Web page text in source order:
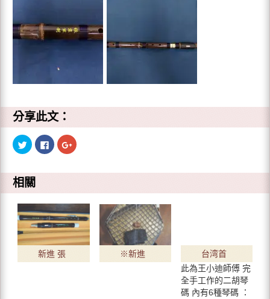
分享此文：
分
享
w
i
t
t
(
在
新
視
窗
啟
按
一
分
F
e
b
o
o
k
(
在
新
點
擊
到
o
l
e
+
(
在
新
中
相關
新進 張
※新進
台湾首
賣 二胡
王小迪
此為王小迪師傅 完
全手工作的二胡琴
碼 內有6種琴碼 ：